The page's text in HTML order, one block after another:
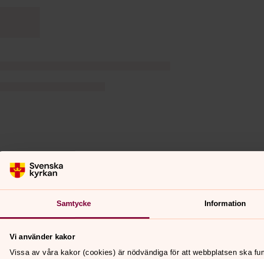
Samtycke Information
Vi använder kakor
Vissa av våra kakor (cookies) är nödvändiga för att webbplatsen ska
Kalender